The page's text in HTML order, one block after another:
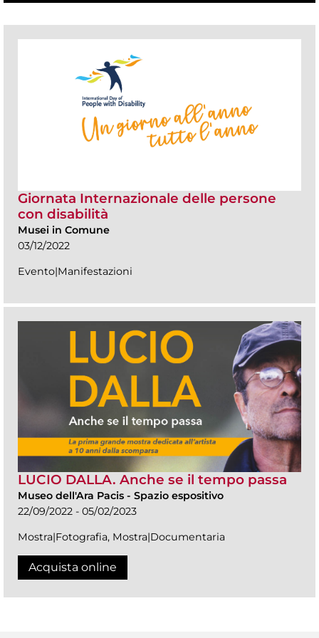
Giornata Internazionale delle persone
con disabilità
Musei in Comune
03/12/2022
Evento|Manifestazioni
LUCIO DALLA. Anche se il tempo passa
Museo dell'Ara Pacis - Spazio espositivo
22/09/2022 - 05/02/2023
Mostra|Fotografia, Mostra|Documentaria
Acquista online